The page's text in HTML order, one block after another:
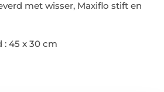
met wisser, Maxiflo stift en
45 x 30 cm